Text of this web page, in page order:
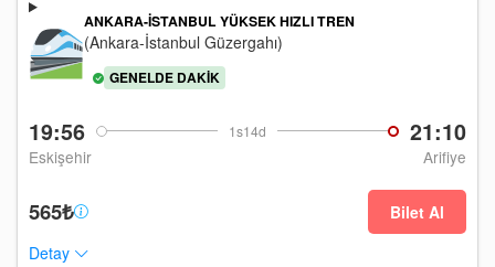
19:56 1s14d 21:10
Eskişehir Arifiye
ANKARA-İSTANBUL YÜKSEK HIZLI TREN
(Ankara-İstanbul Güzergahı)
GENELDE DAKIK
565₺
Bilet Al
Detay